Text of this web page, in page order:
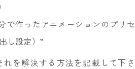
作ったアニメーションのプリセ
し設定）”
を解決する方法を記載して下さ